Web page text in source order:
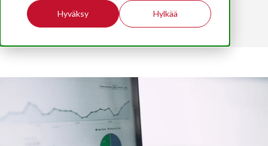
Hyväksy Hylkää
määräämiin tilastoihin.